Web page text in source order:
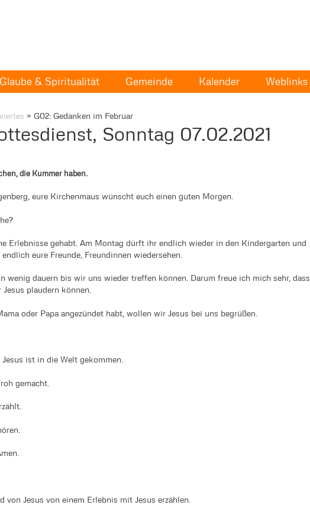
Glaube & Spiritualität Gemeinde Kalender Weblinks
» G02: Gedanken im Februar
Sonntag 07.02.2021
die Kummer haben.
eure Kirchenmaus wünscht euch einen guten Morgen.
Erlebnisse gehabt. Am Montag dürft ihr endlich wieder in den Kindergarten und
eure Freunde, Freundinnen wiedersehen.
wenig dauern bis wir uns wieder treffen können. Darum freue ich mich sehr, dass
plaudern können.
oder Papa angezündet habt, wollen wir Jesus bei uns begrüßen.
ist in die Welt gekommen.
gemacht.
von Jesus von einem Erlebnis mit Jesus erzählen.